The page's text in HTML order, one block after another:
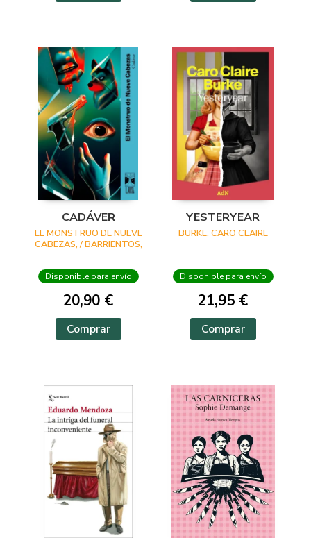
CADÁVER
EL MONSTRUO DE NUEVE
CABEZAS, / BARRIENTOS,
GROSSMAN, LUCILA /
ANCIRA, LOLA / RIVERO,
LUIS CARLOS / REYES,
KAREN A
Disponible para envío
20,90 €
Comprar
YESTERYEAR
BURKE, CARO CLAIRE
Disponible para envío
21,95 €
Comprar